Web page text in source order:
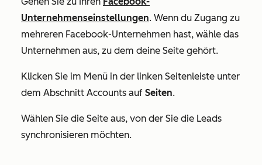
Unternehmenseinstellungen. Wenn du Zugang zu
mehreren Facebook-Unternehmen hast, wähle das
Unternehmen aus, zu dem deine Seite gehört.
Klicken Sie im Menü in der linken Seitenleiste unter
dem Abschnitt Accounts auf Seiten.
Wählen Sie die Seite aus, von der Sie die Leads
synchronisieren möchten.